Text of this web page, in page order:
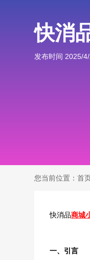
快消
发布时间 2025/
您当前位置：首
快消品商城
一、引言